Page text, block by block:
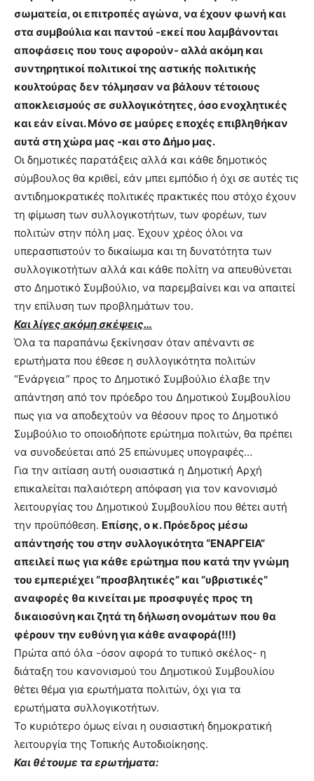
σωματεία, οι επιτροπές αγώνα, να έχουν φωνή και
στα συμβούλια και παντού -εκεί που λαμβάνονται
αποφάσεις που τους αφορούν- αλλά ακόμη και
συντηρητικοί πολιτικοί της αστικής πολιτικής
κουλτούρας δεν τόλμησαν να βάλουν τέτοιους
αποκλεισμούς σε συλλογικότητες, όσο ενοχλητικές
και εάν είναι. Μόνο σε μαύρες εποχές επιβληθήκαν
αυτά στη χώρα μας -και στο Δήμο μας.
Οι δημοτικές παρατάξεις αλλά και κάθε δημοτικός
σύμβουλος θα κριθεί, εάν μπει εμπόδιο ή όχι σε αυτές τις
αντιδημοκρατικές πολιτικές πρακτικές που στόχο έχουν
τη φίμωση των συλλογικοτήτων, των φορέων, των
πολιτών στην πόλη μας. Έχουν χρέος όλοι να
υπερασπιστούν το δικαίωμα και τη δυνατότητα των
συλλογικοτήτων αλλά και κάθε πολίτη να απευθύνεται
στο Δημοτικό Συμβούλιο, να παρεμβαίνει και να απαιτεί
την επίλυση των προβλημάτων του.
Και λίγες ακόμη σκέψεις…
Όλα τα παραπάνω ξεκίνησαν όταν απέναντι σε
ερωτήματα που έθεσε η συλλογικότητα πολιτών
“Ενάργεια” προς το Δημοτικό Συμβούλιο έλαβε την
απάντηση από τον πρόεδρο του Δημοτικού Συμβουλίου
πως για να αποδεχτούν να θέσουν προς το Δημοτικό
Συμβούλιο το οποιοδήποτε ερώτημα πολιτών, θα πρέπει
να συνοδεύεται από 25 επώνυμες υπογραφές…
Για την αιτίαση αυτή ουσιαστικά η Δημοτική Αρχή
επικαλείται παλαιότερη απόφαση για τον κανονισμό
λειτουργίας του Δημοτικού Συμβουλίου που θέτει αυτή
την προϋπόθεση. Επίσης, ο κ. Πρόεδρος μέσω
απάντησής του στην συλλογικότητα “ΕΝΑΡΓΕΙΑ”
απειλεί πως για κάθε ερώτημα που κατά την γνώμη
του εμπεριέχει “προσβλητικές” και “υβριστικές”
αναφορές θα κινείται με προσφυγές προς τη
δικαιοσύνη και ζητά τη δήλωση ονομάτων που θα
φέρουν την ευθύνη για κάθε αναφορά(!!!)
Πρώτα από όλα -όσον αφορά το τυπικό σκέλος- η
διάταξη του κανονισμού του Δημοτικού Συμβουλίου
θέτει θέμα για ερωτήματα πολιτών, όχι για τα
ερωτήματα συλλογικοτήτων.
Το κυριότερο όμως είναι η ουσιαστική δημοκρατική
λειτουργία της Τοπικής Αυτοδιοίκησης.
Και θέτουμε τα ερωτήματα: